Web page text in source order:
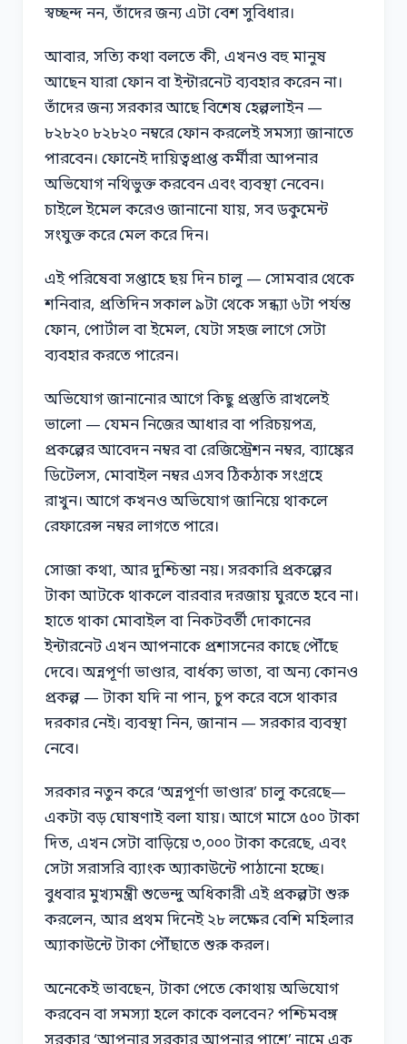
স্বচ্ছন্দ নন, তাঁদের জন্য এটা বেশ সুবিধার।
আবার, সত্যি কথা বলতে কী, এখনও বহু মানুষ
আছেন যারা ফোন বা ইন্টারনেট ব্যবহার করেন না।
তাঁদের জন্য সরকার আছে বিশেষ হেল্পলাইন —
৮২৮২০ ৮২৮২০ নম্বরে ফোন করলেই সমস্যা জানাতে
পারবেন। ফোনেই দায়িত্বপ্রাপ্ত কর্মীরা আপনার
অভিযোগ নথিভুক্ত করবেন এবং ব্যবস্থা নেবেন।
চাইলে ইমেল করেও জানানো যায়, সব ডকুমেন্ট
সংযুক্ত করে মেল করে দিন।
এই পরিষেবা সপ্তাহে ছয় দিন চালু — সোমবার থেকে
শনিবার, প্রতিদিন সকাল ৯টা থেকে সন্ধ্যা ৬টা পর্যন্ত
ফোন, পোর্টাল বা ইমেল, যেটা সহজ লাগে সেটা
ব্যবহার করতে পারেন।
অভিযোগ জানানোর আগে কিছু প্রস্তুতি রাখলেই
ভালো — যেমন নিজের আধার বা পরিচয়পত্র,
প্রকল্পের আবেদন নম্বর বা রেজিস্ট্রেশন নম্বর, ব্যাঙ্কের
ডিটেলস, মোবাইল নম্বর এসব ঠিকঠাক সংগ্রহে
রাখুন। আগে কখনও অভিযোগ জানিয়ে থাকলে
রেফারেন্স নম্বর লাগতে পারে।
সোজা কথা, আর দুশ্চিন্তা নয়। সরকারি প্রকল্পের
টাকা আটকে থাকলে বারবার দরজায় ঘুরতে হবে না।
হাতে থাকা মোবাইল বা নিকটবর্তী দোকানের
ইন্টারনেট এখন আপনাকে প্রশাসনের কাছে পৌঁছে
দেবে। অন্নপূর্ণা ভাণ্ডার, বার্ধক্য ভাতা, বা অন্য কোনও
প্রকল্প — টাকা যদি না পান, চুপ করে বসে থাকার
দরকার নেই। ব্যবস্থা নিন, জানান — সরকার ব্যবস্থা
নেবে।
সরকার নতুন করে ‘অন্নপূর্ণা ভাণ্ডার’ চালু করেছে—
একটা বড় ঘোষণাই বলা যায়। আগে মাসে ৫০০ টাকা
দিত, এখন সেটা বাড়িয়ে ৩,০০০ টাকা করেছে, এবং
সেটা সরাসরি ব্যাংক অ্যাকাউন্টে পাঠানো হচ্ছে।
বুধবার মুখ্যমন্ত্রী শুভেন্দু অধিকারী এই প্রকল্পটা শুরু
করলেন, আর প্রথম দিনেই ২৮ লক্ষের বেশি মহিলার
অ্যাকাউন্টে টাকা পৌঁছাতে শুরু করল।
অনেকেই ভাবছেন, টাকা পেতে কোথায় অভিযোগ
করবেন বা সমস্যা হলে কাকে বলবেন? পশ্চিমবঙ্গ